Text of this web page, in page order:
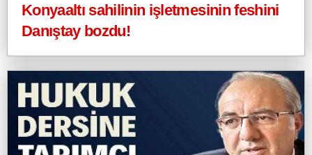
Konyaaltı sahilinin işletmesinin feshini
Danıştay bozdu!